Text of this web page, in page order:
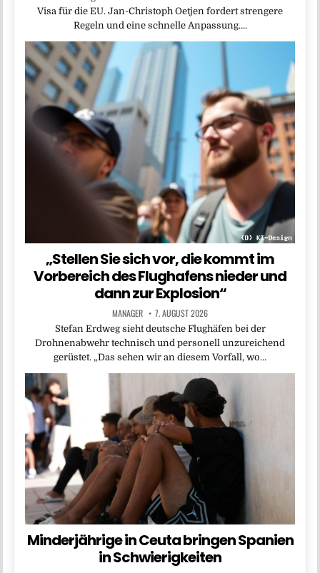
Visa für die EU. Jan-Christoph Oetjen fordert strengere
Regeln und eine schnelle Anpassung….
„Stellen Sie sich vor, die kommt im
Vorbereich des Flughafens nieder und
dann zur Explosion“
MANAGER 7. AUGUST 2026
Stefan Erdweg sieht deutsche Flughäfen bei der
Drohnenabwehr technisch und personell unzureichend
gerüstet. „Das sehen wir an diesem Vorfall, wo…
Minderjährige in Ceuta bringen Spanien
in Schwierigkeiten